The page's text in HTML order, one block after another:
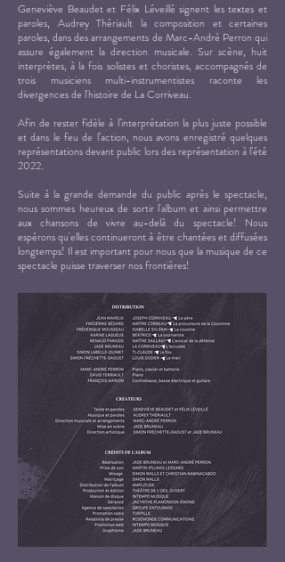
Geneviève Beaudet et Félix Léveillé signent les textes et
paroles, Audrey Thériault la composition et certaines
paroles, dans des arrangements de Marc-André Perron qui
assure également la direction musicale. Sur scène, huit
interprètes, à la fois solistes et choristes, accompagnés de
trois musiciens multi-instrumentistes raconte les
divergences de l'histoire de La Corriveau.
Afin de rester fidèle à l’interprétation la plus juste possible
et dans le feu de l’action, nous avons enregistré quelques
représentations devant public lors des représentation à l’été
2022.
Suite à la grande demande du public après le spectacle,
nous sommes heureux de sortir l'album et ainsi permettre
aux chansons de vivre au-delà du spectacle! Nous
espérons qu'elles continueront à être chantées et diffusées
longtemps! Il est important pour nous que la musique de ce
spectacle puisse traverser nos frontières!